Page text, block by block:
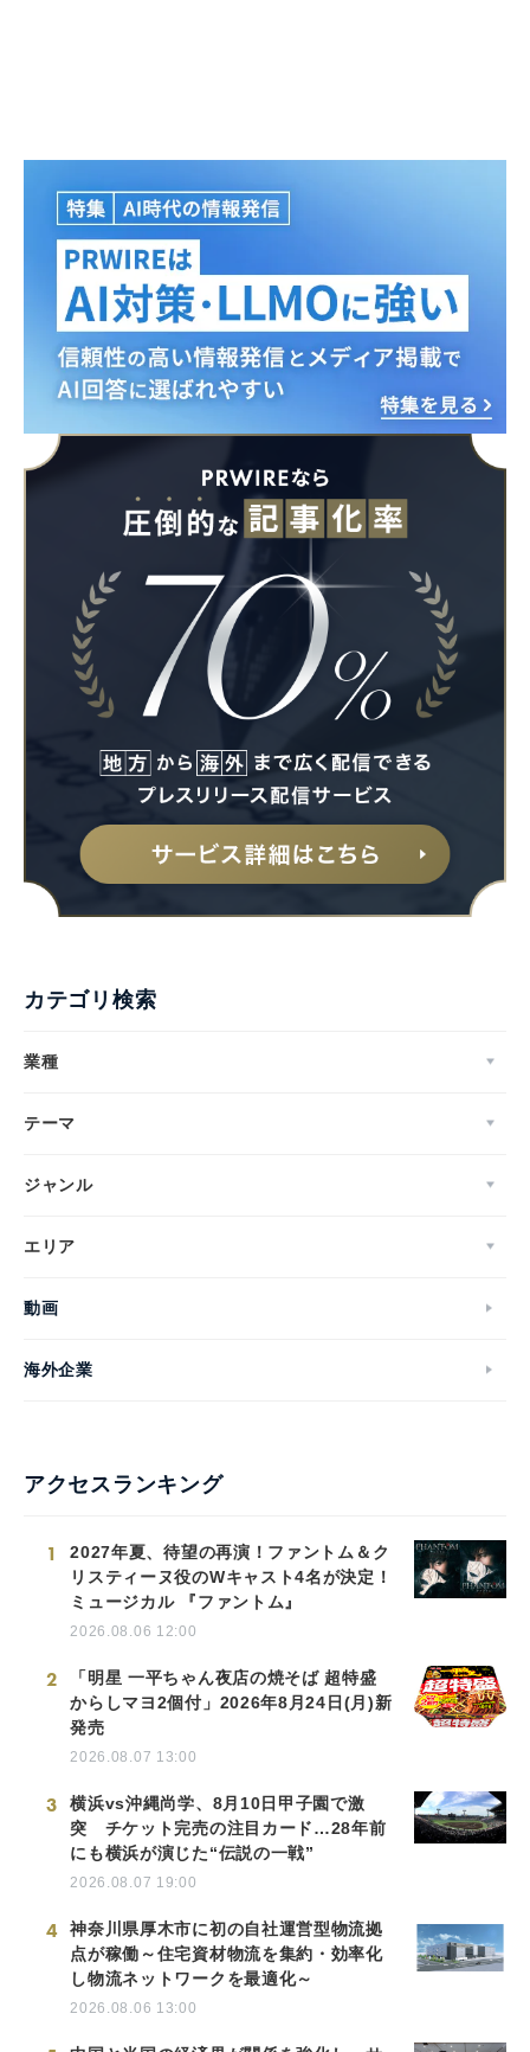
カテゴリ検索
業種
テーマ
ジャンル
エリア
動画
海外企業
アクセスランキング
1
2027年夏、待望の再演！ファントム＆ク
リスティーヌ役のWキャスト4名が決定！
ミュージカル 『ファントム』
2026.08.06 12:00
2
「明星 一平ちゃん夜店の焼そば 超特盛
からしマヨ2個付」2026年8月24日(月)新
発売
2026.08.07 13:00
3
横浜vs沖縄尚学、8月10日甲子園で激
突 チケット完売の注目カード…28年前
にも横浜が演じた“伝説の一戦”
2026.08.07 19:00
4
神奈川県厚木市に初の自社運営型物流拠
点が稼働～住宅資材物流を集約・効率化
し物流ネットワークを最適化～
2026.08.06 13:00
Japanese
English